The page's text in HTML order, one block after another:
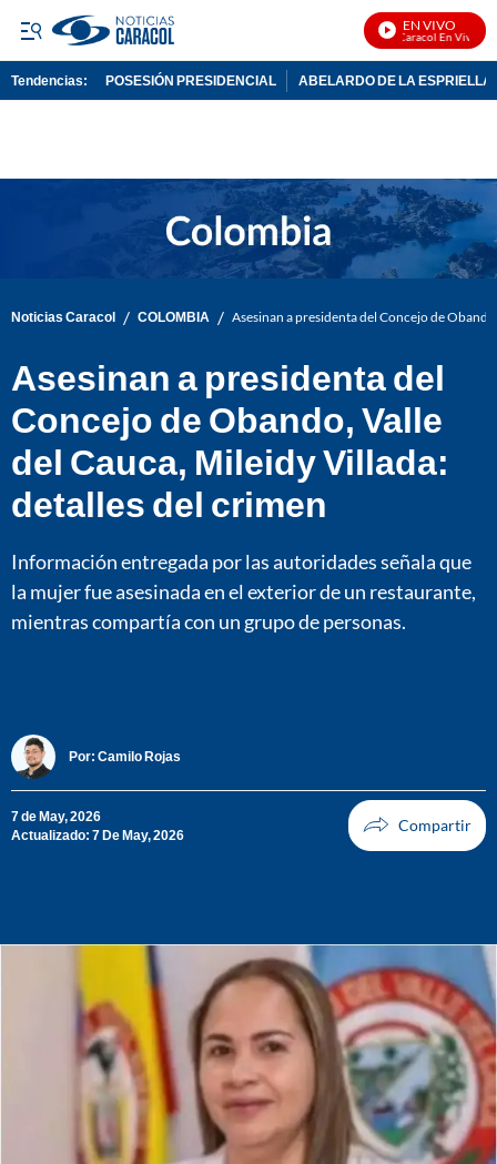
EN VIVO
Noticias Caracol En Vivo
Tendencias: POSESIÓN PRESIDENCIAL ABELARDO DE LA ESPRIELLA
Noticias Caracol / COLOMBIA / Asesinan a presidenta del Concejo de
Asesinan a presidenta del
Concejo de Obando, Valle
del Cauca, Mileidy Villada:
detalles del crimen
Información entregada por las autoridades señala que
la mujer fue asesinada en el exterior de un restaurante,
mientras compartía con un grupo de personas.
Por: Camilo Rojas
7 de May, 2026
Actualizado: 7 De May, 2026